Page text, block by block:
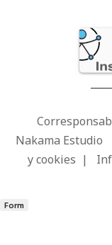
Nakama Estudio
y cookies |
Form